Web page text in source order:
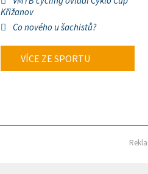
Křižanov
Co nového u šachistů?
VÍCE ZE SPORTU